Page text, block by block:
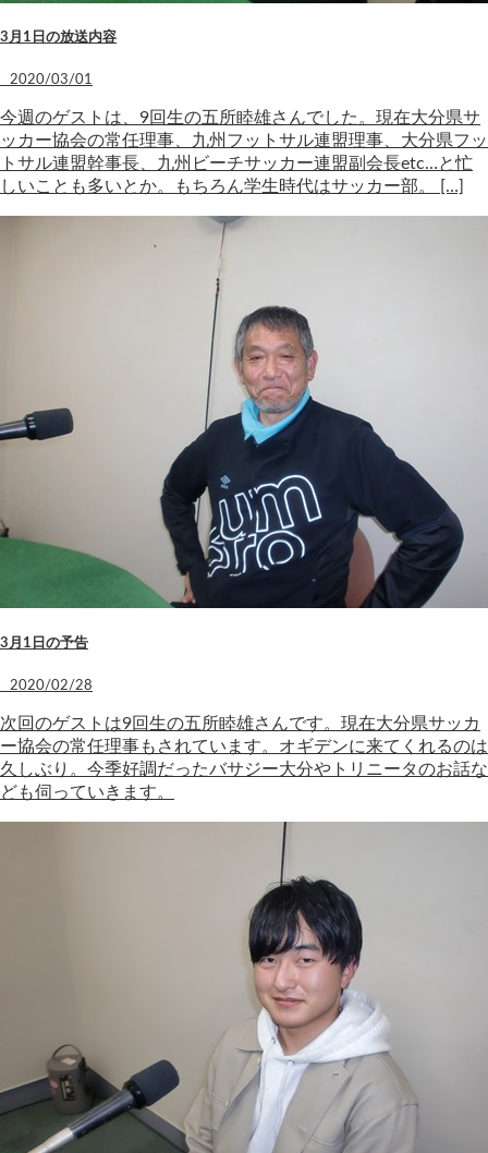
3月1日の放送内容
2020/03/01
今週のゲストは、9回生の五所睦雄さんでした。現在大分県サ
ッカー協会の常任理事、九州フットサル連盟理事、大分県フッ
トサル連盟幹事長、九州ビーチサッカー連盟副会長etc…と忙
しいことも多いとか。もちろん学生時代はサッカー部。 […]
3月1日の予告
2020/02/28
次回のゲストは9回生の五所睦雄さんです。現在大分県サッカ
ー協会の常任理事もされています。オギデンに来てくれるのは
久しぶり。今季好調だったバサジー大分やトリニータのお話な
ども伺っていきます。